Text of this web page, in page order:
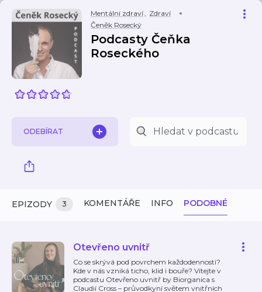
Mentální zdraví, Zdraví
Čeněk Rosecký
Podcasty Čeňka
Roseckého
ODEBÍRAT
EPIZODY 3 KOMENTÁŘE INFO PODOBNÉ
Otevřeno uvnitř
Co se skrývá pod povrchem každodennosti?
Kde v nás vzniká ticho, klid i bouře? Vítejte v
podcastu Otevřeno uvnitř by Biorganica s
Claudií Cross – průvodkyní světem vnitřních